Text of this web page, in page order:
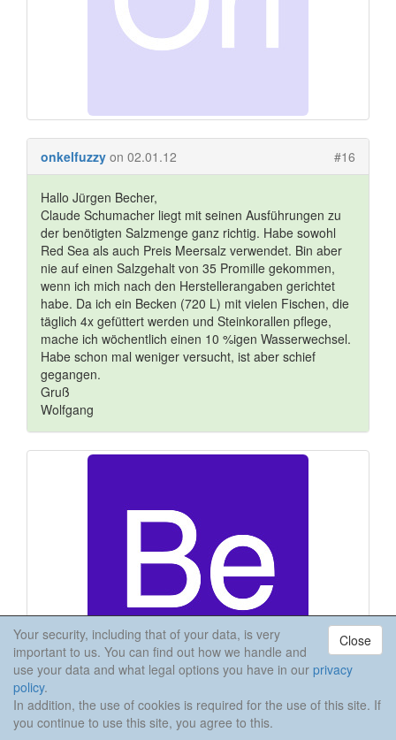
onkelfuzzy on 02.01.12 #16
Hallo Jürgen Becher,
Claude Schumacher liegt mit seinen Ausführungen zu
der benötigten Salzmenge ganz richtig. Habe sowohl
Red Sea als auch Preis Meersalz verwendet. Bin aber
nie auf einen Salzgehalt von 35 Promille gekommen,
wenn ich mich nach den Herstellerangaben gerichtet
habe. Da ich ein Becken (720 L) mit vielen Fischen, die
täglich 4x gefüttert werden und Steinkorallen pflege,
mache ich wöchentlich einen 10 %igen Wasserwechsel.
Habe schon mal weniger versucht, ist aber schief
gegangen.
Gruß
Wolfgang
becher on 03.01.12
Close
Your security, including that of your data, is very
important to us. You can find out how we handle and
use your data and what legal options you have in our privacy
policy.
In addition, the use of cookies is required for the use of this site. If
you continue to use this site, you agree to this.